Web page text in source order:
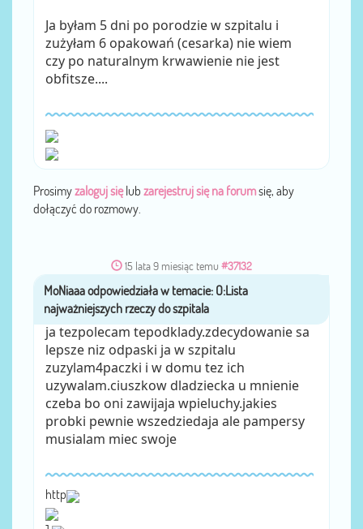
Ja byłam 5 dni po porodzie w szpitalu i
zużyłam 6 opakowań (cesarka) nie wiem
czy po naturalnym krwawienie nie jest
obfitsze....
Prosimyzaloguj sięlub zarejestruj się na forumsię, aby
dołączyć do rozmowy.
15 lata 9 miesiąc temu #37132
przezMoNiaaa
ja tezpolecam tepodklady.zdecydowanie sa
lepsze niz odpaski ja w szpitalu
zuzylam4paczki i w domu tez ich
uzywalam.ciuszkow dladziecka u mnienie
czeba bo oni zawijaja wpieluchy.jakies
probki pewnie wszedziedaja ale pampersy
musialam miec swoje
http